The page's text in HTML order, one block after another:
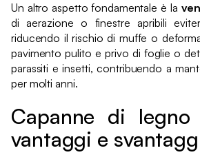
Un altro aspetto fondamentale è la
di aerazione o finestre apribili
riducendo il rischio di muffe o
pavimento pulito e privo di foglie o
parassiti e insetti, contribuendo a
per molti anni.
Capanne di
vantaggi e